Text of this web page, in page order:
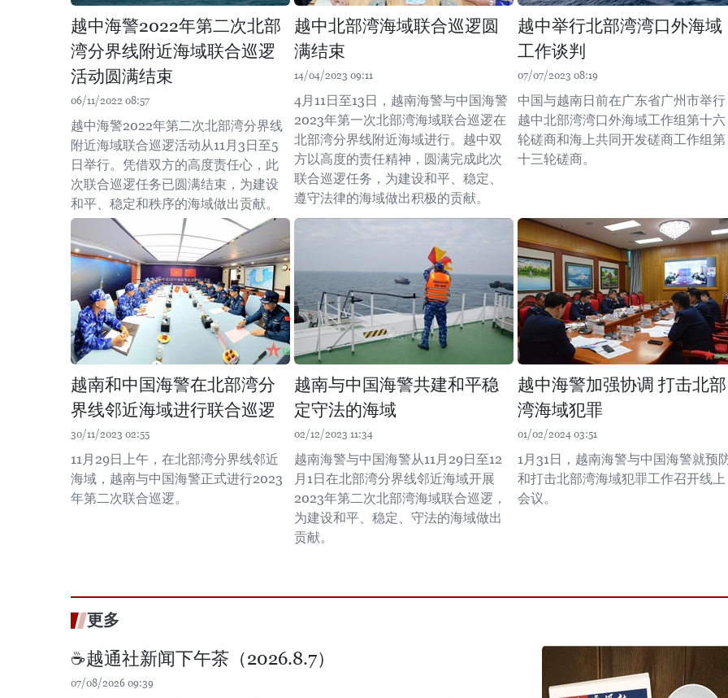
越中海警2022年第二次北部
湾分界线附近海域联合巡逻
活动圆满结束
06/11/2022 08:57
越中海警2022年第二次北部湾分界线
附近海域联合巡逻活动从11月3日至5
日举行。凭借双方的高度责任心，此
次联合巡逻任务已圆满结束，为建设
和平、稳定和秩序的海域做出贡献。
越中北部湾海域联合巡逻圆
满结束
14/04/2023 09:11
4月11日至13日，越南海警与中国海警
2023年第一次北部湾海域联合巡逻在
北部湾分界线附近海域进行。越中双
方以高度的责任精神，圆满完成此次
联合巡逻任务，为建设和平、稳定、
遵守法律的海域做出积极的贡献。
越中举行北部湾湾口外海域
工作谈判
07/07/2023 08:19
中国与越南日前在广东省广州市举行
越中北部湾湾口外海域工作组第十六
轮磋商和海上共同开发磋商工作组第
十三轮磋商。
越南和中国海警在北部湾分
界线邻近海域进行联合巡逻
30/11/2023 02:55
11月29日上午，在北部湾分界线邻近
海域，越南与中国海警正式进行2023
年第二次联合巡逻。
越南与中国海警共建和平稳
定守法的海域
02/12/2023 11:34
越南海警与中国海警从11月29日至12
月1日在北部湾分界线邻近海域开展
2023年第二次北部湾海域联合巡逻，
为建设和平、稳定、守法的海域做出
贡献。
越中海警加强协调 打击北部
湾海域犯罪
01/02/2024 03:51
1月31日，越南海警与中国海警就预
和打击北部湾海域犯罪工作召开线上
会议。
更多
☕️越通社新闻下午茶（2026.8.7）
07/08/2026 09:39